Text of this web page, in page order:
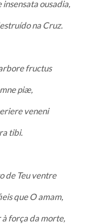
ousadia,
na Cruz.
fructus
piæ,
veneni
tibi.
de Teu ventre
que O amam,
à força da morte,